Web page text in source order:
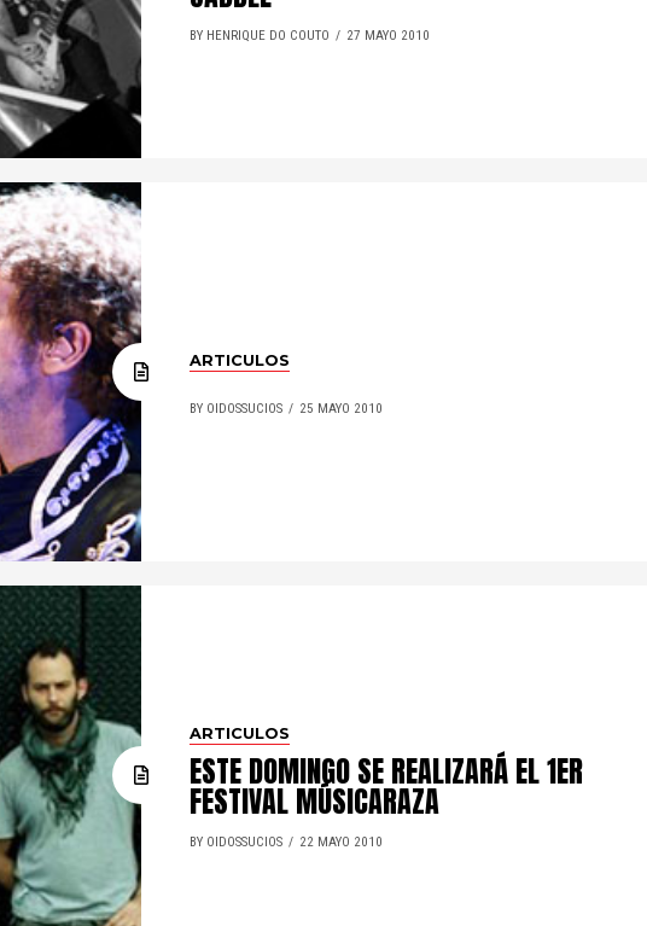
BY HENRIQUE DO COUTO 27 MAYO 2010
ARTICULOS
BY OIDOSSUCIOS 25 MAYO 2010
ARTICULOS
ESTE DOMINGO SE REALIZARÁ EL 1ER
FESTIVAL MÚSICARAZA
BY OIDOSSUCIOS 22 MAYO 2010